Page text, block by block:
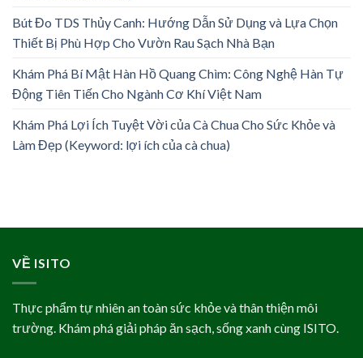
Bút Đo TDS Thủy Canh: Hướng Dẫn Sử Dụng và Lựa Chọn
Thiết Bị Phù Hợp Cho Vườn Rau Sạch Nhà Bạn
Khám Phá Bí Mật Hàn Hồ Quang Chìm: Công Nghệ Hàn Tự
Động Tiên Tiến Cho Ngành Cơ Khí Việt Nam
Khám Phá Lợi Ích Tuyệt Vời của Cà Chua Cho Sức Khỏe và
Làm Đẹp (Keyword: lợi ích của cà chua)
VỀ ISITO
Thực phẩm tự nhiên an toàn sức khỏe và thân thiện môi
trường. Khám phá giải pháp ăn sạch, sống xanh cùng ISITO.